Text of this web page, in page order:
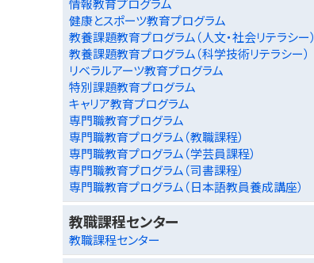
情報教育プログラム
健康とスポーツ教育プログラム
教養課題教育プログラム（人文・社会リテラシー）
教養課題教育プログラム（科学技術リテラシー）
リベラルアーツ教育プログラム
特別課題教育プログラム
キャリア教育プログラム
専門職教育プログラム
専門職教育プログラム（教職課程）
専門職教育プログラム（学芸員課程）
専門職教育プログラム（司書課程）
専門職教育プログラム（日本語教員養成講座）
教職課程センター
教職課程センター